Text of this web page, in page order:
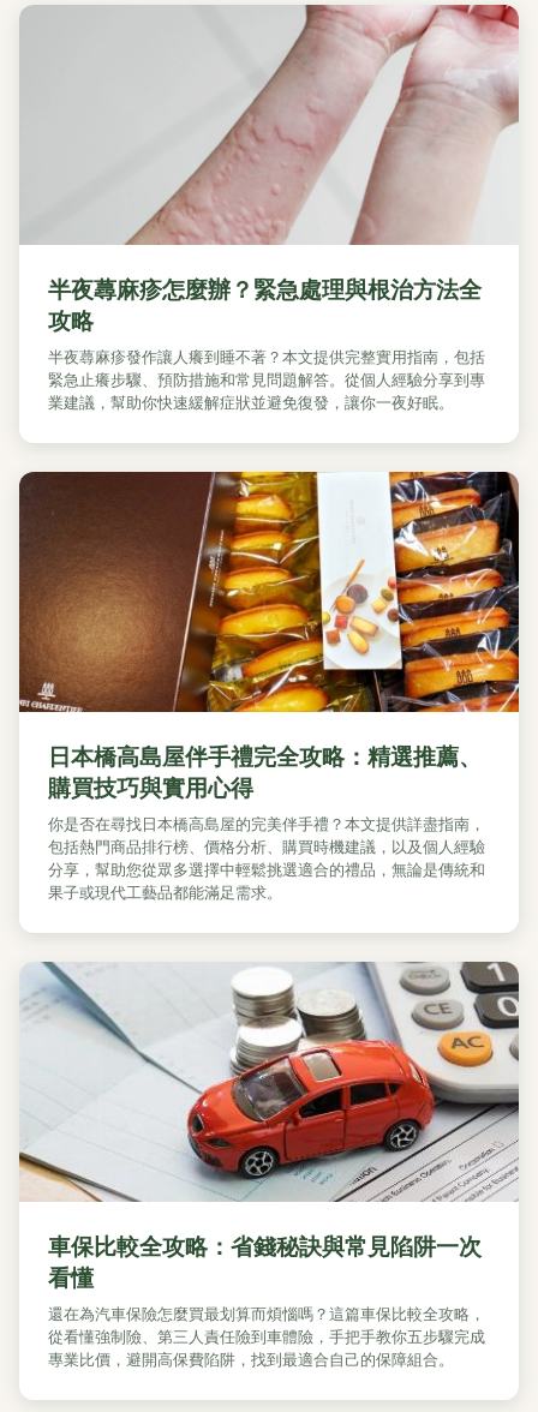
半夜蕁麻疹怎麼辦？緊急處理與根治方法全
攻略
半夜蕁麻疹發作讓人癢到睡不著？本文提供完整實用指南，包括
緊急止癢步驟、預防措施和常見問題解答。從個人經驗分享到專
業建議，幫助你快速緩解症狀並避免復發，讓你一夜好眠。
日本橋高島屋伴手禮完全攻略：精選推薦、
購買技巧與實用心得
你是否在尋找日本橋高島屋的完美伴手禮？本文提供詳盡指南，
包括熱門商品排行榜、價格分析、購買時機建議，以及個人經驗
分享，幫助您從眾多選擇中輕鬆挑選適合的禮品，無論是傳統和
果子或現代工藝品都能滿足需求。
車保比較全攻略：省錢秘訣與常見陷阱一次
看懂
還在為汽車保險怎麼買最划算而煩惱嗎？這篇車保比較全攻略，
從看懂強制險、第三人責任險到車體險，手把手教你五步驟完成
專業比價，避開高保費陷阱，找到最適合自己的保障組合。